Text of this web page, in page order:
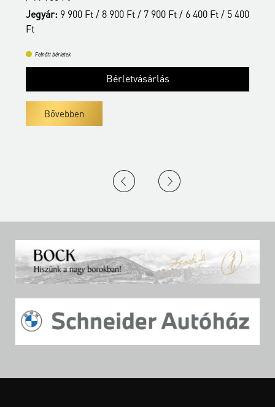
Jegyár: 9 900 Ft / 8 900 Ft / 7 900 Ft / 6 400 Ft / 5 400
Ft
Felnőtt bérletek
Bérletvásárlás
Bővebben